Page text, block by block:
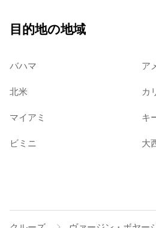
目的地の地域
バハマ ア
北米 カ
マイアミ キ
ビミニ 大